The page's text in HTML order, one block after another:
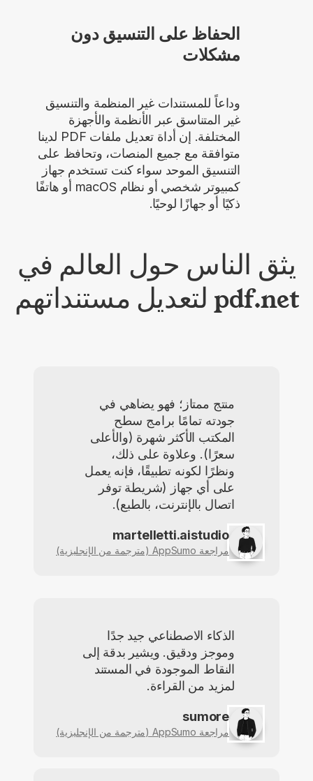
الحفاظ على التنسيق دون
مشكلات
وداعاً للمستندات غير المنظمة والتنسيق
غير المتناسق عبر الأنظمة والأجهزة
المختلفة. إن أداة تعديل ملفات PDF لدينا
متوافقة مع جميع المنصات، وتحافظ على
التنسيق الموحد سواء كنت تستخدم جهاز
كمبيوتر شخصي أو نظام macOS أو هاتفًا
ذكيًا أو جهازًا لوحيًا.
يثق الناس حول العالم في
pdf.net لتعديل مستنداتهم
منتج ممتاز؛ فهو يضاهي في
جودته تمامًا برامج سطح
المكتب الأكثر شهرة (والأعلى
سعرًا). وعلاوة على ذلك،
ونظرًا لكونه تطبيقًا، فإنه يعمل
على أي جهاز (شريطة توفر
اتصال بالإنترنت، بالطبع).
martelletti.aistudio
مراجعة AppSumo (مترجمة من الإنجليزية)
الذكاء الاصطناعي جيد جدًا
وموجز ودقيق. ويشير بدقة إلى
النقاط الموجودة في المستند
لمزيد من القراءة.
sumore
مراجعة AppSumo (مترجمة من الإنجليزية)